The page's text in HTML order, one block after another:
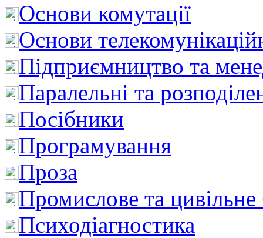
Основи комутації
Основи
Підприємництво та
Паралельні та
Посібники
Програмування
Проза
Промислове та цивільне
Психодіагностика